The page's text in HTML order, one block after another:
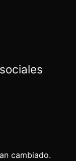
cambiado.